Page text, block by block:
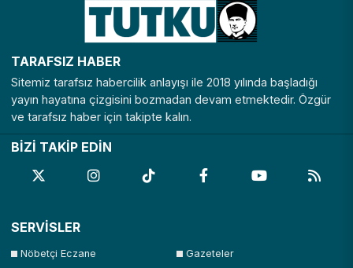
TARAFSIZ HABER
Sitemiz tarafsız habercilik anlayışı ile 2018 yılında başladığı
yayın hayatına çizgisini bozmadan devam etmektedir. Özgür
ve tarafsız haber için takipte kalın.
BİZİ TAKİP EDİN
SERVİSLER
Nöbetçi Eczane Gazeteler